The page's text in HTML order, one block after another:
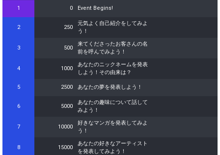
1 0 Event Begins!
2 250
元気よく自己紹介をしてみよ
う！
3 500
来てくださったお客さんの名
前を呼んでみよう！
4 1000
あなたのニックネームを発表
しよう！その由来は？
5 2500 あなたの夢を発表しよう！
6 5000
あなたの趣味について話して
みよう！
7 10000
好きなマンガを発表してみよ
う！
8 15000
あなたの好きなアーティスト
を発表してみよう！